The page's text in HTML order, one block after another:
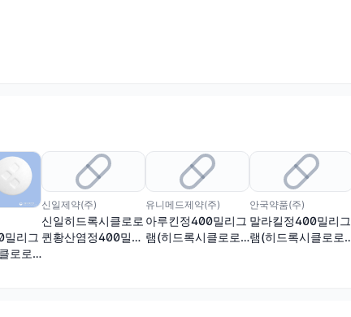
밀리그
로로
신일제약(주)
신일히드록시클로로
퀸황산염정400밀리
유니메드제약(주)
아루킨정400밀리그
램(히드록시클로로
안국약품(주)
말라킬정400밀리그
램(히드록시클로로